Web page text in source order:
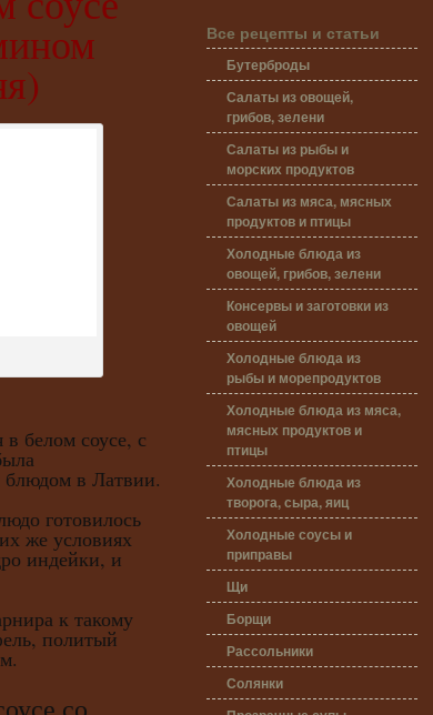
в белом соусе, с
блюдом в Латвии.
готовилось
же условиях
индейки, и
к такому
политый
Все рецепты и статьи
Бутерброды
Салаты из овощей,
грибов, зелени
Салаты из рыбы и
морских продуктов
Салаты из мяса, мясных
продуктов и птицы
Холодные блюда из
овощей, грибов, зелени
Консервы и заготовки из
овощей
Холодные блюда из
рыбы и морепродуктов
Холодные блюда из мяса,
мясных продуктов и
птицы
Холодные блюда из
творога, сыра, яиц
Холодные соусы и
приправы
Щи
Борщи
Рассольники
Солянки